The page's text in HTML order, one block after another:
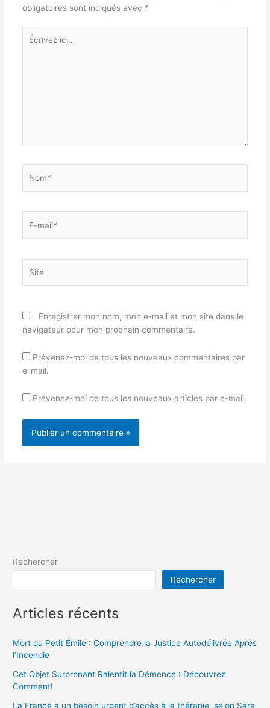
obligatoires sont indiqués avec *
Écrivez
ici…
mail*
Enregistrer mon nom, mon e-mail et mon site dans le
navigateur pour mon prochain commentaire.
Prévenez-moi de tous les nouveaux commentaires par
e-mail.
Prévenez-moi de tous les nouveaux articles par e-mail.
Rechercher
Rechercher
Articles récents
Mort du Petit Émile : Comprendre la Justice Autodélivrée Après
l’Incendie
Cet Objet Surprenant Ralentit la Démence : Découvrez
Comment!
La France a un besoin urgent d’accès à la thérapie, selon Sara